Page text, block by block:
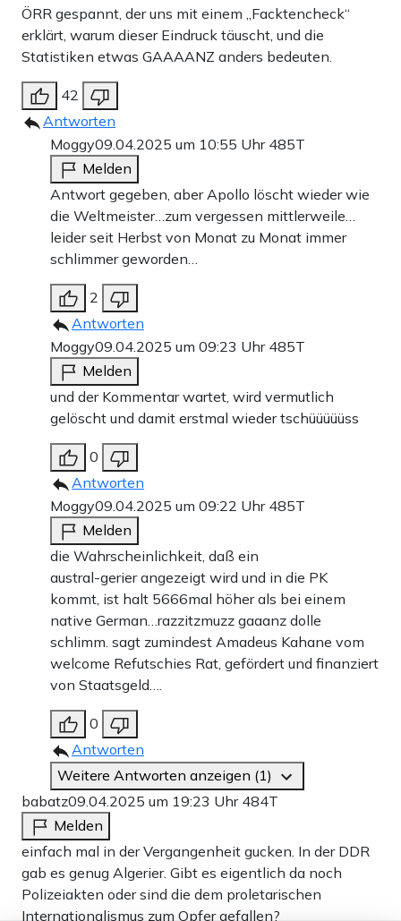
ÖRR gespannt, der uns mit einem „Facktencheck“
erklärt, warum dieser Eindruck täuscht, und die
Statistiken etwas GAAAANZ anders bedeuten.
42
Antworten
Moggy09.04.2025 um 10:55 Uhr 485T
Melden
Antwort gegeben, aber Apollo löscht wieder wie
die Weltmeister…zum vergessen mittlerweile…
leider seit Herbst von Monat zu Monat immer
schlimmer geworden…
2
Antworten
Moggy09.04.2025 um 09:23 Uhr 485T
Melden
und der Kommentar wartet, wird vermutlich
gelöscht und damit erstmal wieder tschüüüüüss
0
Antworten
Moggy09.04.2025 um 09:22 Uhr 485T
Melden
die Wahrscheinlichkeit, daß ein
austral-gerier angezeigt wird und in die PK
kommt, ist halt 5666mal höher als bei einem
native German…razzitzmuzz gaaanz dolle
schlimm. sagt zumindest Amadeus Kahane vom
welcome Refutschies Rat, gefördert und finanziert
von Staatsgeld….
0
Antworten
Weitere Antworten anzeigen (1)
babatz09.04.2025 um 19:23 Uhr 484T
Melden
einfach mal in der Vergangenheit gucken. In der DDR
gab es genug Algerier. Gibt es eigentlich da noch
Polizeiakten oder sind die dem proletarischen
Internationalismus zum Opfer gefallen?